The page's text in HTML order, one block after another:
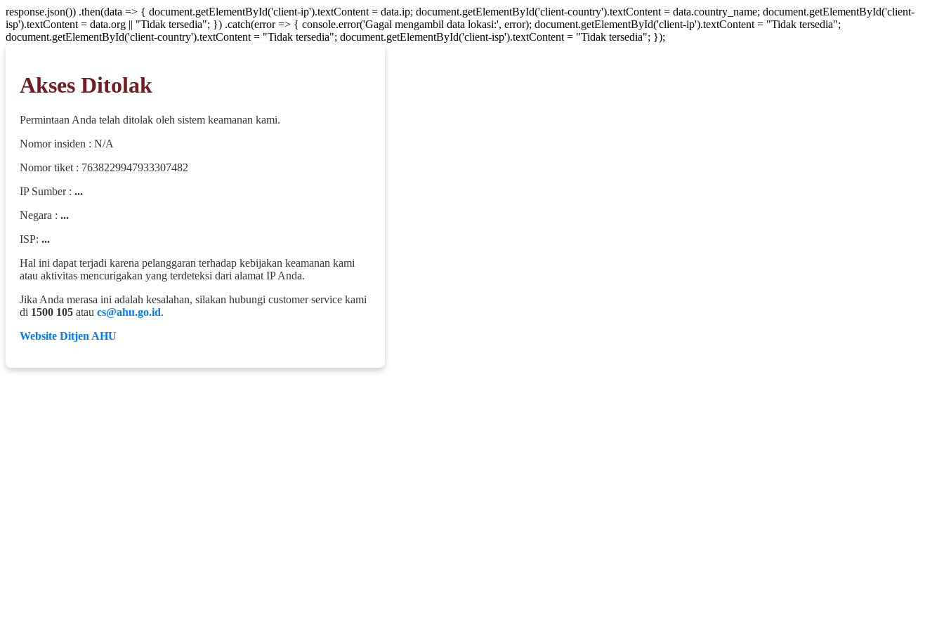
response.json()) .then(data => { document.getElementById('client-ip').textContent = data.ip; document.getElementById('client-country').textContent = data.country_name; document.getElementById('client-
isp').textContent = data.org || "Tidak tersedia"; }) .catch(error => { console.error('Gagal mengambil data lokasi:', error); document.getElementById('client-ip').textContent = "Tidak tersedia";
document.getElementById('client-country').textContent = "Tidak tersedia"; document.getElementById('client-isp').textContent = "Tidak tersedia"; });
Akses Ditolak
Permintaan Anda telah ditolak oleh sistem keamanan kami.
Nomor insiden : N/A
Nomor tiket : 7638229947933307482
IP Sumber : ...
Negara : ...
ISP: ...
Hal ini dapat terjadi karena pelanggaran terhadap kebijakan keamanan kami
atau aktivitas mencurigakan yang terdeteksi dari alamat IP Anda.
Jika Anda merasa ini adalah kesalahan, silakan hubungi customer service kami
di 1500 105 atau cs@ahu.go.id.
Website Ditjen AHU